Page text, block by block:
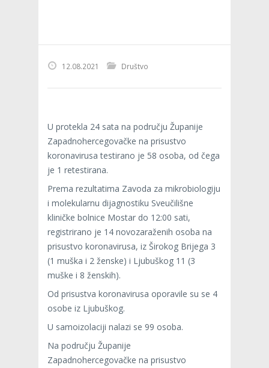
12.08.2021 Društvo
U protekla 24 sata na području Županije
Zapadnohercegovačke na prisustvo
koronavirusa testirano je 58 osoba, od čega
je 1 retestirana.
Prema rezultatima Zavoda za mikrobiologiju
i molekularnu dijagnostiku Sveučilišne
kliničke bolnice Mostar do 12:00 sati,
registrirano je 14 novozaraženih osoba na
prisustvo koronavirusa, iz Širokog Brijega 3
(1 muška i 2 ženske) i Ljubuškog 11 (3
muške i 8 ženskih).
Od prisustva koronavirusa oporavile su se 4
osobe iz Ljubuškog.
U samoizolaciji nalazi se 99 osoba.
Na području Županije
Zapadnohercegovačke na prisustvo